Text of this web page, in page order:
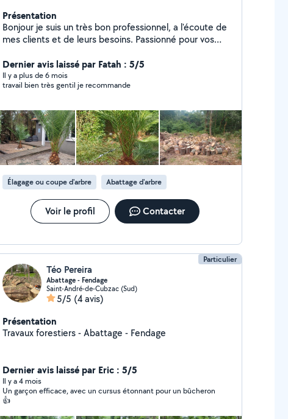
Présentation
Bonjour je suis un très bon professionnel, a l'écoute de
mes clients et de leurs besoins. Passionné pour vos
manqueront pas de vous satisfaire. Je peux vous faire
profiter de l'avance imediat 50% avec ADOMSAP
Dernier avis laissé par Fatah : 5/5
Il y a plus de 6 mois
travail bien très gentil je recommande
Élagage ou coupe d'arbre Abattage d'arbre
Voir le profil Contacter
Particulier
Téo Pereira
Abattage - Fendage
Saint-André-de-Cubzac (Sud)
5/5 (4 avis)
Présentation
Travaux forestiers - Abattage - Fendage
Dernier avis laissé par Eric : 5/5
Il y a 4 mois
Un garçon efficace, avec un cursus étonnant pour un bûcheron
👍